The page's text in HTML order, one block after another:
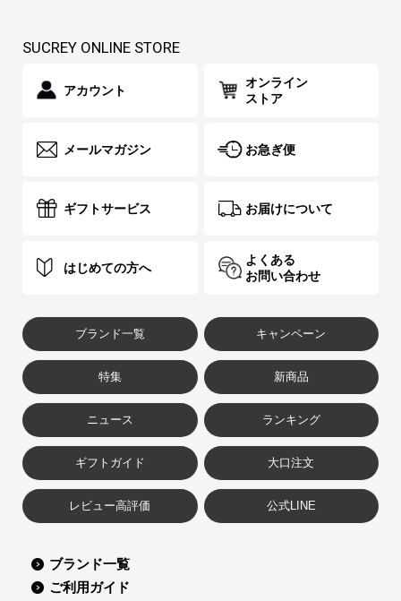
SUCREY ONLINE STORE
アカウント
オンライン
ストア
メールマガジン お急ぎ便
ギフトサービス お届けについて
はじめての方へ
よくある
お問い合わせ
ブランド一覧 キャンペーン
特集 新商品
ニュース ランキング
ギフトガイド 大口注文
レビュー高評価 公式LINE
ブランド一覧
ご利用ガイド